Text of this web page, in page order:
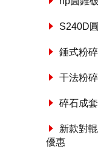
S240D
錘式粉
干法粉
碎石成
新款對
優惠